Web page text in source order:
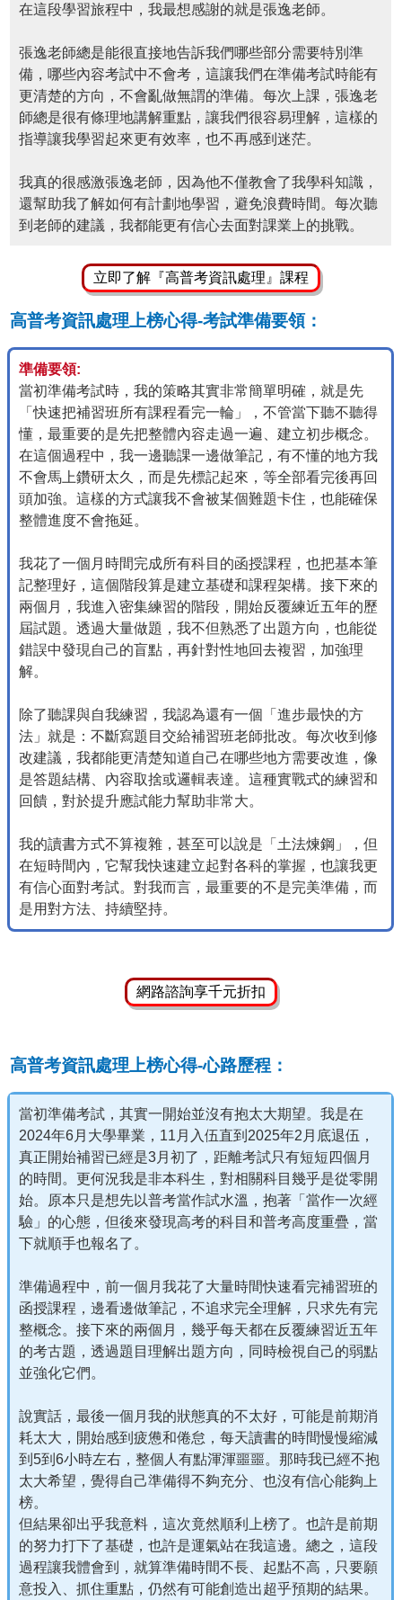
在這段學習旅程中，我最想感謝的就是張逸老師。
張逸老師總是能很直接地告訴我們哪些部分需要特別準
備，哪些內容考試中不會考，這讓我們在準備考試時能有
更清楚的方向，不會亂做無謂的準備。每次上課，張逸老
師總是很有條理地講解重點，讓我們很容易理解，這樣的
指導讓我學習起來更有效率，也不再感到迷茫。
我真的很感激張逸老師，因為他不僅教會了我學科知識，
還幫助我了解如何有計劃地學習，避免浪費時間。每次聽
到老師的建議，我都能更有信心去面對課業上的挑戰。
立即了解『高普考資訊處理』課程
高普考資訊處理上榜心得-考試準備要領：
準備要領:
當初準備考試時，我的策略其實非常簡單明確，就是先
「快速把補習班所有課程看完一輪」，不管當下聽不聽得
懂，最重要的是先把整體內容走過一遍、建立初步概念。
在這個過程中，我一邊聽課一邊做筆記，有不懂的地方我
不會馬上鑽研太久，而是先標記起來，等全部看完後再回
頭加強。這樣的方式讓我不會被某個難題卡住，也能確保
整體進度不會拖延。
我花了一個月時間完成所有科目的函授課程，也把基本筆
記整理好，這個階段算是建立基礎和課程架構。接下來的
兩個月，我進入密集練習的階段，開始反覆練近五年的歷
屆試題。透過大量做題，我不但熟悉了出題方向，也能從
錯誤中發現自己的盲點，再針對性地回去複習，加強理
解。
除了聽課與自我練習，我認為還有一個「進步最快的方
法」就是：不斷寫題目交給補習班老師批改。每次收到修
改建議，我都能更清楚知道自己在哪些地方需要改進，像
是答題結構、內容取捨或邏輯表達。這種實戰式的練習和
回饋，對於提升應試能力幫助非常大。
我的讀書方式不算複雜，甚至可以說是「土法煉鋼」，但
在短時間內，它幫我快速建立起對各科的掌握，也讓我更
有信心面對考試。對我而言，最重要的不是完美準備，而
是用對方法、持續堅持。
網路諮詢享千元折扣
高普考資訊處理上榜心得-心路歷程：
當初準備考試，其實一開始並沒有抱太大期望。我是在
2024年6月大學畢業，11月入伍直到2025年2月底退伍，
真正開始補習已經是3月初了，距離考試只有短短四個月
的時間。更何況我是非本科生，對相關科目幾乎是從零開
始。原本只是想先以普考當作試水溫，抱著「當作一次經
驗」的心態，但後來發現高考的科目和普考高度重疊，當
下就順手也報名了。
準備過程中，前一個月我花了大量時間快速看完補習班的
函授課程，邊看邊做筆記，不追求完全理解，只求先有完
整概念。接下來的兩個月，幾乎每天都在反覆練習近五年
的考古題，透過題目理解出題方向，同時檢視自己的弱點
並強化它們。
說實話，最後一個月我的狀態真的不太好，可能是前期消
耗太大，開始感到疲憊和倦怠，每天讀書的時間慢慢縮減
到5到6小時左右，整個人有點渾渾噩噩。那時我已經不抱
太大希望，覺得自己準備得不夠充分、也沒有信心能夠上
榜。
但結果卻出乎我意料，這次竟然順利上榜了。也許是前期
的努力打下了基礎，也許是運氣站在我這邊。總之，這段
過程讓我體會到，就算準備時間不長、起點不高，只要願
意投入、抓住重點，仍然有可能創造出超乎預期的結果。